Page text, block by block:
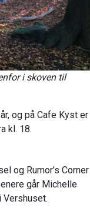
i skoven til
og på Cafe Kyst er
kl. 18.
og Rumor’s Corner
går Michelle
Vershuset.